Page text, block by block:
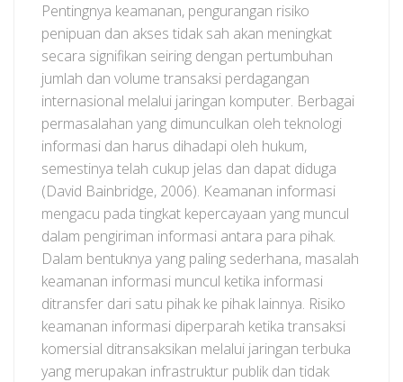
Pentingnya keamanan, pengurangan risiko
penipuan dan akses tidak sah akan meningkat
secara signifikan seiring dengan pertumbuhan
jumlah dan volume transaksi perdagangan
internasional melalui jaringan komputer. Berbagai
permasalahan yang dimunculkan oleh teknologi
informasi dan harus dihadapi oleh hukum,
semestinya telah cukup jelas dan dapat diduga
(David Bainbridge, 2006). Keamanan informasi
mengacu pada tingkat kepercayaan yang muncul
dalam pengiriman informasi antara para pihak.
Dalam bentuknya yang paling sederhana, masalah
keamanan informasi muncul ketika informasi
ditransfer dari satu pihak ke pihak lainnya. Risiko
keamanan informasi diperparah ketika transaksi
komersial ditransaksikan melalui jaringan terbuka
yang merupakan infrastruktur publik dan tidak